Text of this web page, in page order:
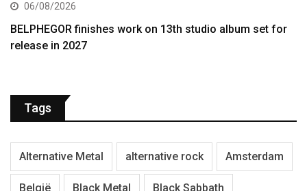
06/08/2026
BELPHEGOR finishes work on 13th studio album set for
release in 2027
Tags
Alternative Metal alternative rock Amsterdam
België Black Metal Black Sabbath